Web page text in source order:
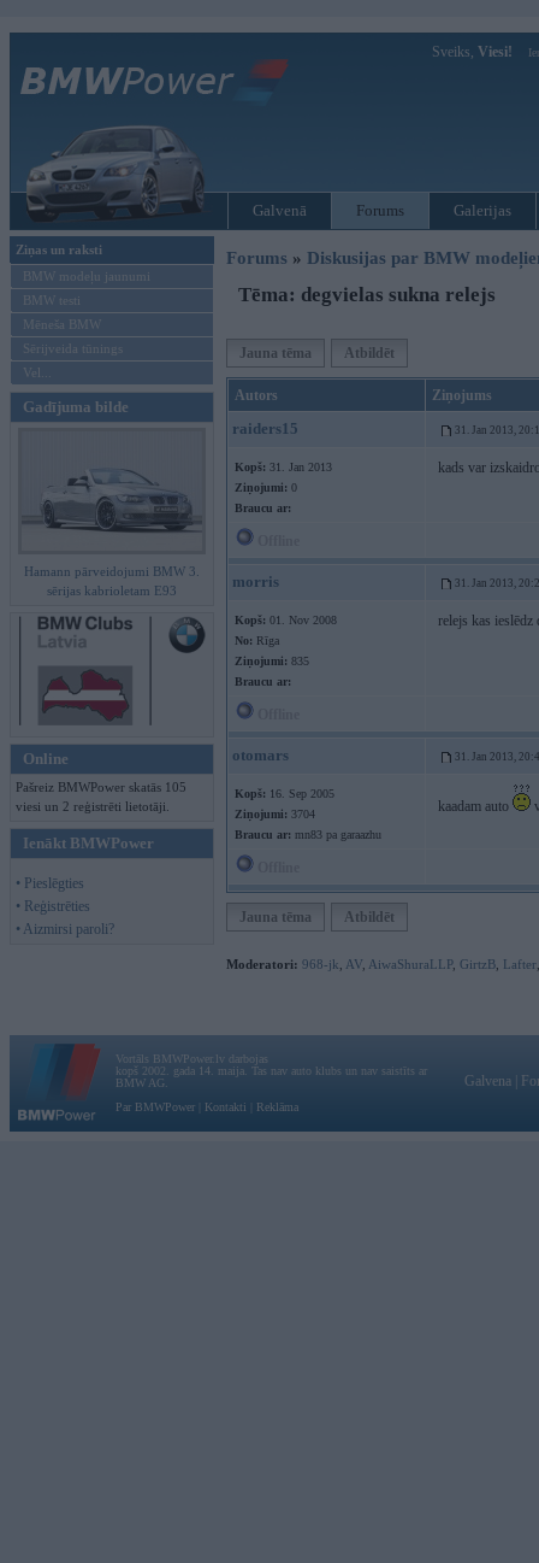
Sveiks, Viesi!
Galvenā Forums Galerijas
Ziņas un raksti
BMW modeļu jaunumi
BMW testi
Mēneša BMW
Sērijveida tūnings
Vel...
Gadījuma bilde
Hamann pārveidojumi BMW 3.
sērijas kabrioletam E93
Online
Pašreiz BMWPower skatās 105
viesi un 2 reģistrēti lietotāji.
Ienākt BMWPower
• Pieslēgties
• Reģistrēties
• Aizmirsi paroli?
Forums » Diskusijas par BMW
Tēma: degvielas sukna relejs
Jauna tēma Atbildēt
Autors Ziņojums
raiders15 31. Jan 2013,
Kopš: 31. Jan 2013
Ziņojumi: 0
Braucu ar:
kads var
morris 31. Jan 2013,
Kopš: 01. Nov 2008
No: Rīga
Ziņojumi: 835
Braucu ar:
relejs kas
otomars 31. Jan 2013,
Kopš: 16. Sep 2005
Ziņojumi: 3704
Braucu ar: mn83 pa garaazhu
kaadam auto
Jauna tēma Atbildēt
Moderatori: 968-jk AV AiwaShuraLLP, GirtzB Lafter
Vortāls BMWPower.lv darbojas
kopš 2002. gada 14. maija. Tas nav auto klubs un nav saistīts ar
BMW AG.
Par BMWPower
Kontakti Reklāma
Galvena